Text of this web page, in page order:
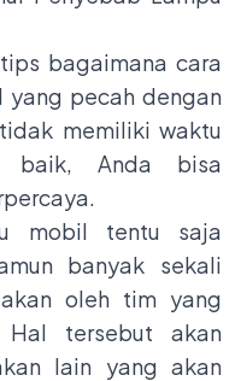
bagaimana cara
yang pecah dengan
memiliki waktu
baik, Anda bisa
mobil tentu saja
banyak sekali
oleh tim yang
Hal tersebut akan
lain yang akan